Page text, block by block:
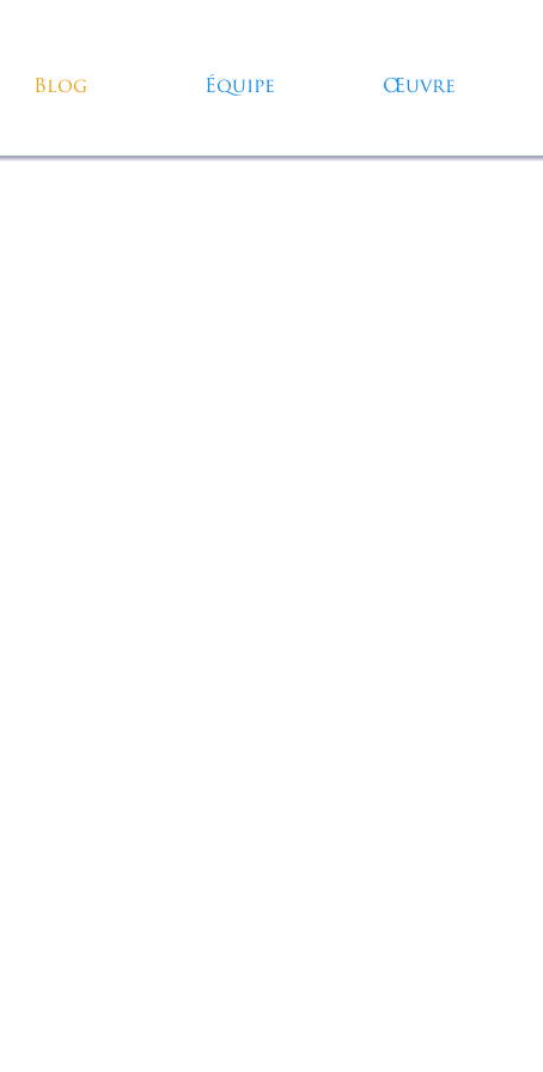
Blog ▼
Équipe ▼
Œuvre